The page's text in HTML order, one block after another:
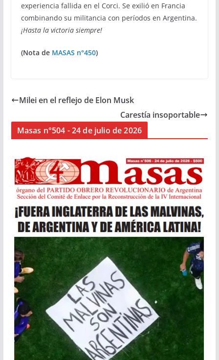
experiencia fallida en el Corci. Se exilió en Francia
combinando su militancia con períodos en Argentina.
¡Hasta la victoria siempre!
(Nota de MASAS n°450)
Milei en el reflejo de Elon Musk
Carestía insoportable
Masas n°504 - 24 de julio de 2026